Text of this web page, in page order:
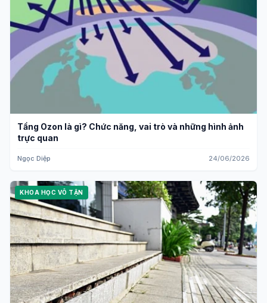
Tầng Ozon là gì? Chức năng, vai trò và những hình ảnh
trực quan
Ngọc Diệp 24/06/2026
KHOA HỌC VÔ TẬN